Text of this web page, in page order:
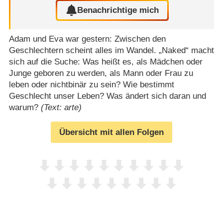
Benachrichtige mich
Adam und Eva war gestern: Zwischen den
Geschlechtern scheint alles im Wandel. „Naked“ macht
sich auf die Suche: Was heißt es, als Mädchen oder
Junge geboren zu werden, als Mann oder Frau zu
leben oder nichtbinär zu sein? Wie bestimmt
Geschlecht unser Leben? Was ändert sich daran und
warum? (Text: arte)
Übersicht mit allen Folgen